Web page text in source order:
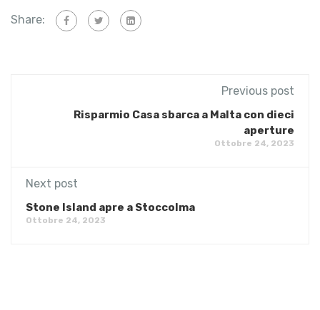
Share:
Previous post
Risparmio Casa sbarca a Malta con dieci
aperture
Ottobre 24, 2023
Next post
Stone Island apre a Stoccolma
Ottobre 24, 2023